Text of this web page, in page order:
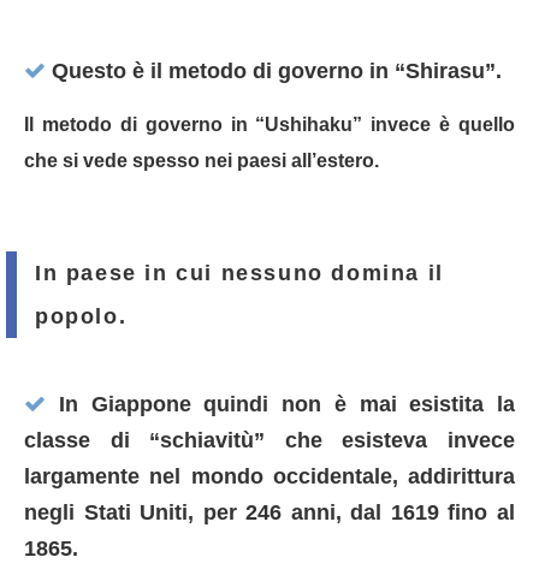
Questo è il metodo di governo in “Shirasu”.
Il metodo di governo in “Ushihaku” invece è quello
che si vede spesso nei paesi all’estero.
In paese in cui nessuno domina il
popolo.
In Giappone quindi non è mai esistita la
classe di “schiavitù” che esisteva invece
largamente nel mondo occidentale, addirittura
negli Stati Uniti, per 246 anni, dal 1619 fino al
1865.